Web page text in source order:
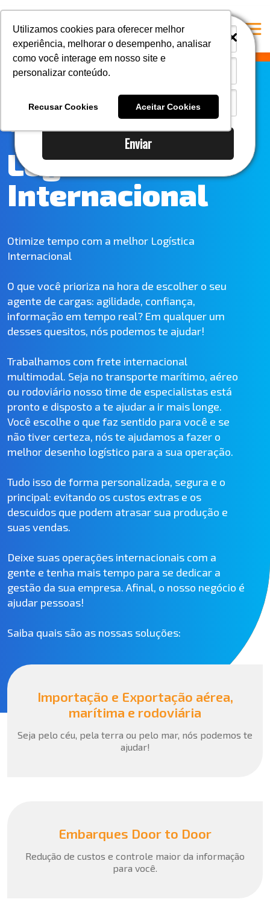
Enviar
Utilizamos cookies para oferecer melhor
experiência, melhorar o desempenho, analisar
como você interage em nosso site e
personalizar conteúdo.
Recusar Cookies Aceitar Cookies
i
i
A Mastersul
Responsabilidade social
Blog
Logística
Internacional
Otimize tempo com a melhor Logística
Internacional
O que você prioriza na hora de escolher o seu
agente de cargas: agilidade, confiança,
informação em tempo real? Em qualquer um
desses quesitos, nós podemos te ajudar!
Trabalhamos com frete internacional
multimodal. Seja no transporte marítimo, aéreo
ou rodoviário nosso time de especialistas está
pronto e disposto a te ajudar a ir mais longe.
Você escolhe o que faz sentido para você e se
não tiver certeza, nós te ajudamos a fazer o
melhor desenho logístico para a sua operação.
Tudo isso de forma personalizada, segura e o
principal: evitando os custos extras e os
descuidos que podem atrasar sua produção e
suas vendas.
Deixe suas operações internacionais com a
gente e tenha mais tempo para se dedicar a
gestão da sua empresa. Afinal, o nosso negócio é
ajudar pessoas!
Saiba quais são as nossas soluções:
Importação e Exportação aérea,
marítima e rodoviária
Seja pelo céu, pela terra ou pelo mar, nós podemos te
ajudar!
Embarques Door to Door
Redução de custos e controle maior da informação
para você.